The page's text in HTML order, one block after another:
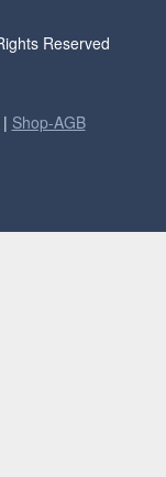
Reserved
| Shop-AGB